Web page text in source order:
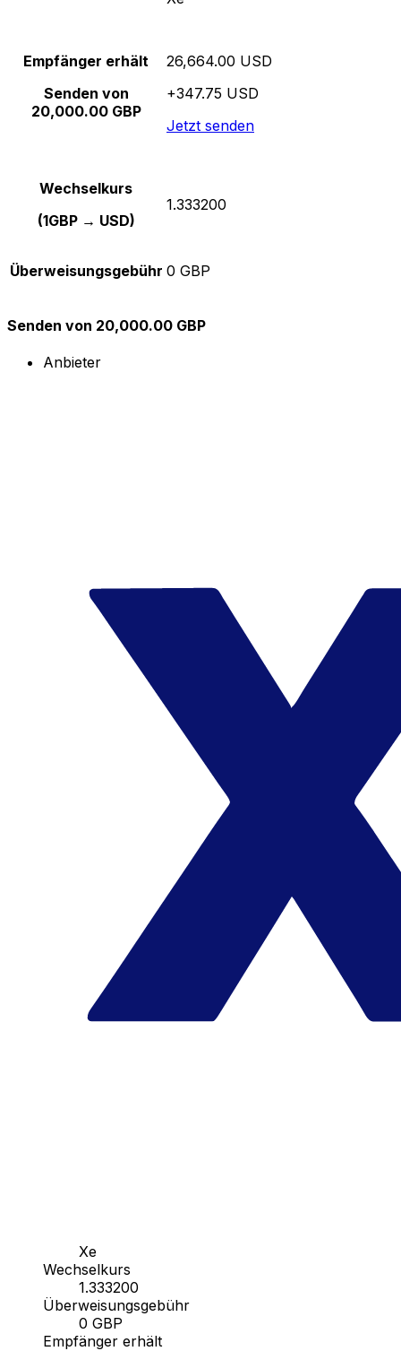
Empfänger erhält
Senden von
20,000.00 GBP
26,664.00 USD
+347.75 USD
Jetzt senden
Wechselkurs
(1GBP → USD)
1.333200
Überweisungsgebühr 0 GBP
Senden von 20,000.00 GBP
Anbieter
Xe
Wechselkurs
1.333200
Überweisungsgebühr
0 GBP
Empfänger erhält